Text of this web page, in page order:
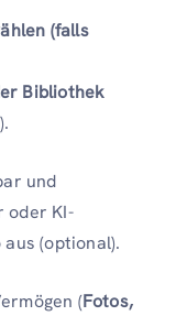
(falls
Bibliothek
und
oder KI-
(optional).
(Fotos,